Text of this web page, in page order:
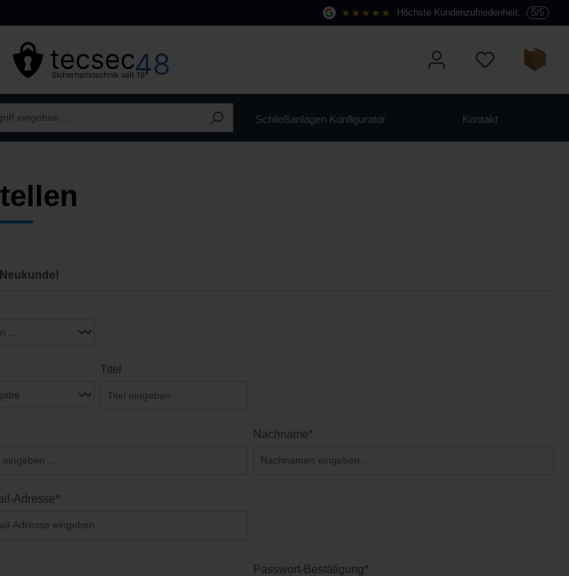
★★★★★ Höchste Kundenzufriedenheit: 5/5
Schließanlagen Konfigurator Kontakt
Informationen
Titel
Nachname*
Adresse*
Passwort-Bestätigung*